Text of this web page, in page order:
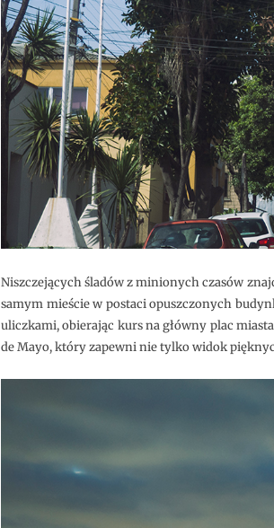
Niszczejących śladów z minionych czasów
samym mieście w postaci opuszczonych
uliczkami, obierając kurs na główny plac
de Mayo, który zapewni nie tylko widok